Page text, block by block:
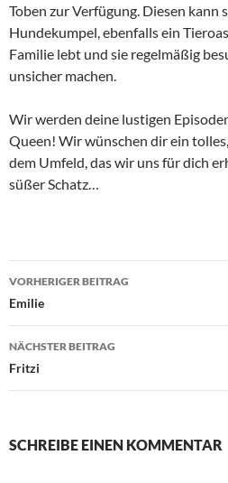
Toben zur Verfügung. Diesen kann
Hundekumpel, ebenfalls ein
Familie lebt und sie regelmäßig
unsicher machen.
Wir werden deine lustigen
Queen! Wir wünschen dir ein
dem Umfeld, das wir uns für dich
süßer Schatz…
Beitragsnavigation
VORHERIGER BEITRAG
Emilie
NÄCHSTER BEITRAG
Fritzi
SCHREIBE EINEN KOMMENTAR